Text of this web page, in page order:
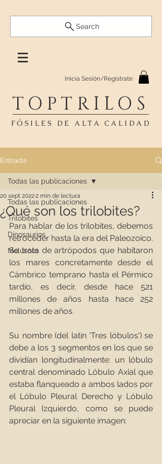
Search
Inicia Sesión/Regístrate
TOPTRILOS
FÓSILES DE ALTA CALIDAD
Entrada
Todas las publicaciones
Trilobites
Dinosaurios
Moluscos
Todas las publicaciones
¿Qué son los trilobites?
20 sept 20222 min de lectura
Para hablar de los trilobites, debemos
retroceder hasta la era del Paleozoico.
Se trata de artrópodos que habitaron
los mares concretamente desde el
Cámbrico temprano hasta el Pérmico
tardío, es decir, desde hace 521
millones de años hasta hace 252
millones de años.
Su nombre (del latín 'Tres lóbulos') se
debe a los 3 segmentos en los que se
dividían longitudinalmente: un lóbulo
central denominado Lóbulo Axial que
estaba flanqueado a ambos lados por
el Lóbulo Pleural Derecho y Lóbulo
Pleural Izquierdo, como se puede
apreciar en la siguiente imagen: